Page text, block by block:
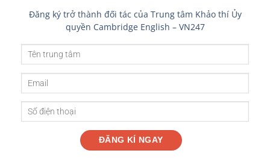
Đăng ký trở thành đối tác của Trung tâm Khảo thí Ủy
quyền Cambridge English – VN247